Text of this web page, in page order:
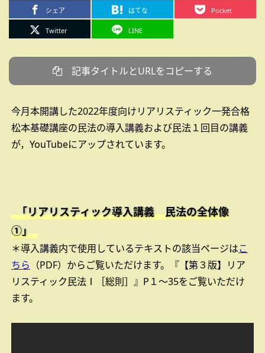
シェア はてな Pocket
Twitter LINE
記事タイトルとURLをコピーする
今月本開講した2022年度向けリアリスティック一発合格
松本基礎講座の民法の導入講義および民法１回目の講義
が，YouTubeにアップされています。
「リアリスティック導入講義 民法の全体像
①」
＊導入講義内で使用しているテキストの該当ページはこ
ちら （PDF）からご覧いただけます。『【第３版】リア
リスティック民法Ⅰ［総則］』P１～35をご覧いただけ
ます。